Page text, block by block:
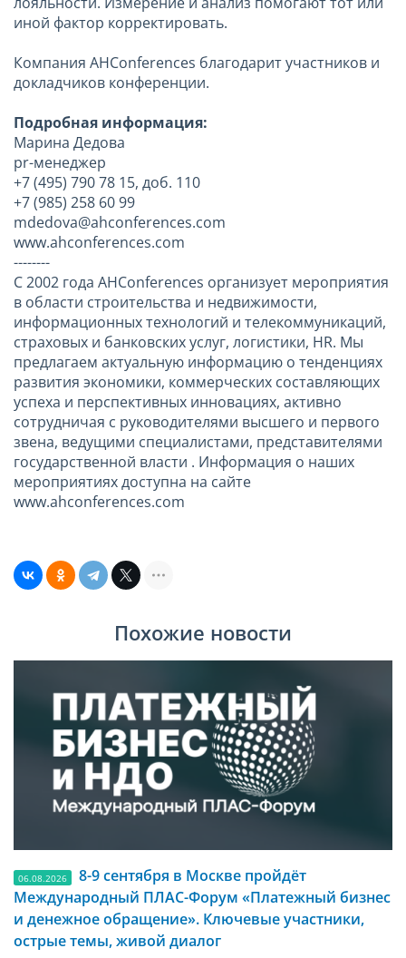
иной фактор корректировать.
Компания AHConferences благодарит участников и
докладчиков конференции.
Подробная информация:
Марина Дедова
pr-менеджер
+7 (495) 790 78 15, доб. 110
+7 (985) 258 60 99
mdedova@ahconferences.com
www.ahconferences.com
--------
С 2002 года AHConferences организует мероприятия
в области строительства и недвижимости,
информационных технологий и телекоммуникаций,
страховых и банковских услуг, логистики, HR. Мы
предлагаем актуальную информацию о тенденциях
развития экономики, коммерческих составляющих
успеха и перспективных инновациях, активно
сотрудничая с руководителями высшего и первого
звена, ведущими специалистами, представителями
государственной власти . Информация о наших
мероприятиях доступна на сайте
www.ahconferences.com
Похожие новости
06.08.2026
8-9 сентября в Москве пройдёт
Международный ПЛАС-Форум «Платежный бизнес
и денежное обращение». Ключевые участники,
острые темы, живой диалог